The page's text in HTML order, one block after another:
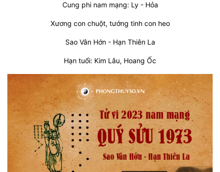
Cung phi nam mạng: Ly - Hỏa
Xương con chuột, tướng tinh con heo
Sao Vân Hớn - Hạn Thiên La
Hạn tuổi: Kim Lâu, Hoang Ốc